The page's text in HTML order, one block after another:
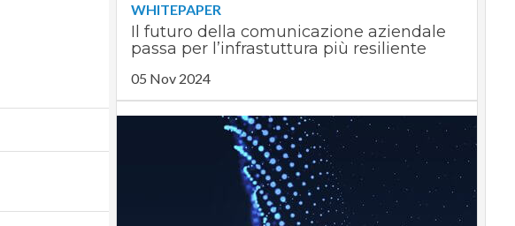
WHITEPAPER
Il futuro della comunicazione aziendale
passa per l’infrastuttura più resiliente
05 Nov 2024